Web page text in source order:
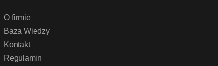
O firmie
Baza Wiedzy
Kontakt
Regulamin